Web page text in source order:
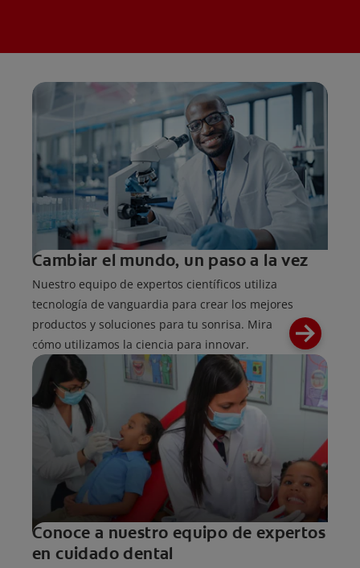
Cambiar el mundo, un paso a la vez
Nuestro equipo de expertos científicos utiliza
tecnología de vanguardia para crear los mejores
productos y soluciones para tu sonrisa. Mira
cómo utilizamos la ciencia para innovar.
Conoce a nuestro equipo de expertos
en cuidado dental